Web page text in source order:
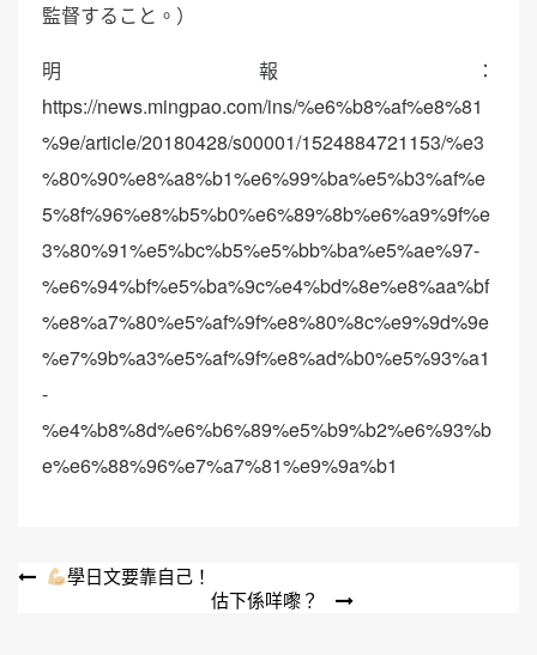
監督すること。）
明報：
https://news.mingpao.com/ins/%e6%b8%af%e8%81
%9e/article/20180428/s00001/1524884721153/%e3
%80%90%e8%a8%b1%e6%99%ba%e5%b3%af%e
5%8f%96%e8%b5%b0%e6%89%8b%e6%a9%9f%e
3%80%91%e5%bc%b5%e5%bb%ba%e5%ae%97-
%e6%94%bf%e5%ba%9c%e4%bd%8e%e8%aa%bf
%e8%a7%80%e5%af%9f%e8%80%8c%e9%9d%9e
%e7%9b%a3%e5%af%9f%e8%ad%b0%e5%93%a1
-
%e4%b8%8d%e6%b6%89%e5%b9%b2%e6%93%b
e%e6%88%96%e7%a7%81%e9%9a%b1
文
學日文要靠自己！
估下係咩嚟？